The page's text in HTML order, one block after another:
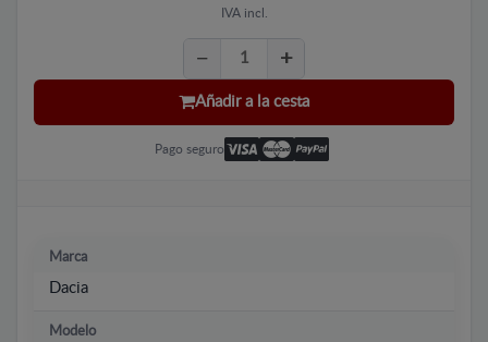
IVA incl.
Añadir a la cesta
Pago seguro
Marca
Dacia
Modelo